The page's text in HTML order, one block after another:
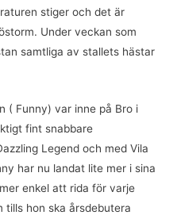
stiger och det är
Under veckan som
samtliga av stallets hästar
( Funny) var inne på Bro i
fint snabbare
Legend och med Vila
har nu landat lite mer i sina
enkel att rida för varje
tills hon ska årsdebutera